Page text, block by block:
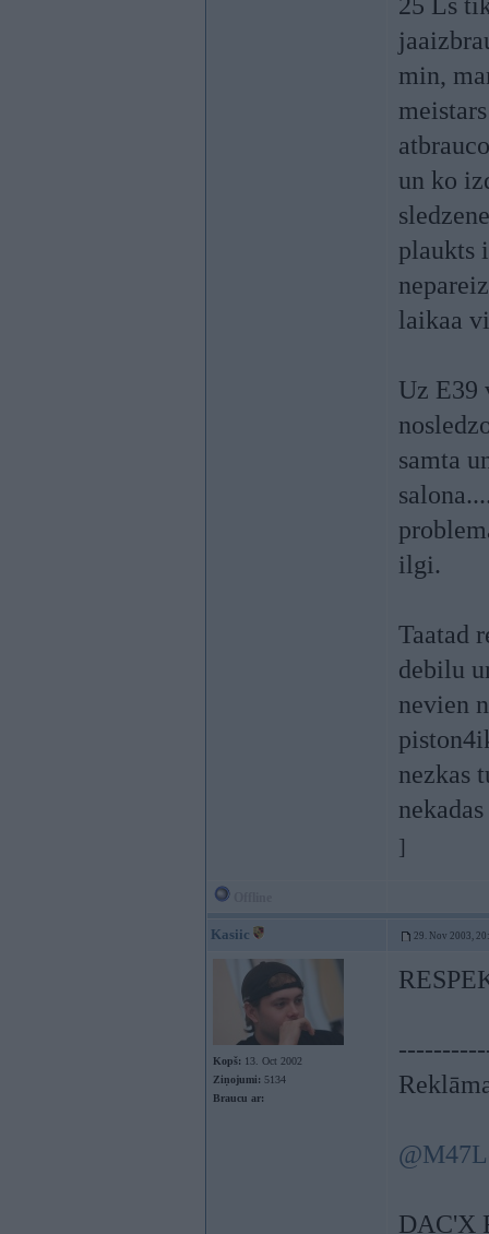
min,
un ko
plaukts
laikaa
Uz E39
samta
ilgi.
Taatad
debilu
nevien
nezkas
]
Kasiic 29. Nov 2003,
Kopš: 13. Oct 2002
Ziņojumi: 5134
Braucu ar:
DAC'X